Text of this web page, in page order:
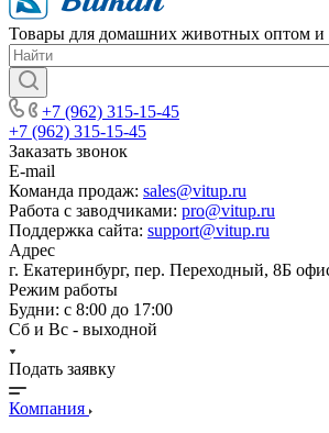
Товары для домашних животных оптом и
+7 (962) 315-15-45
+7 (962) 315-15-45
Заказать звонок
E-mail
Команда продаж: sales@vitup.ru
Работа с заводчиками: pro@vitup.ru
Поддержка сайта: support@vitup.ru
Адрес
г. Екатеринбург, пер. Переходный, 8Б
Режим работы
Будни: с 8:00 до 17:00
Сб и Вс - выходной
Подать заявку
Компания